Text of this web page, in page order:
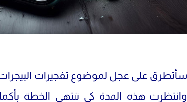
سأتطرق على عجل لموضوع تفجيرات البيجرات
وانتظرت هذه المدة كي تنتهي الخطة